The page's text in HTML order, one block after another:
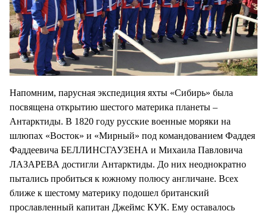
Напомним, парусная экспедиция яхты «Сибирь» была
посвящена открытию шестого материка планеты –
Антарктиды. В 1820 году русские военные моряки на
шлюпах «Восток» и «Мирный» под командованием Фаддея
Фаддеевича БЕЛЛИНСГАУЗЕНА и Михаила Павловича
ЛАЗАРЕВА достигли Антарктиды. До них неоднократно
пытались пробиться к южному полюсу англичане. Всех
ближе к шестому материку подошел британский
прославленный капитан Джеймс КУК. Ему оставалось